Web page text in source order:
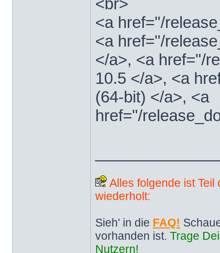
<br>
<a href="/
<a href="/
</a>, <a href="/
10.5 </a>, <a
(64-bit) </a>, <a
href="/
Alles folgende ist
wiederholt:
Sieh' in die FAQ!
vorhanden ist. Trage
Nutzern!